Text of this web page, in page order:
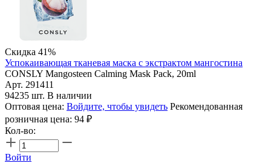
Скидка 41%
Успокаивающая тканевая маска с экстрактом мангостина
CONSLY Mangosteen Calming Mask Pack, 20ml
Арт. 291411
94235 шт. В наличии
Оптовая цена: Войдите, чтобы увидеть Рекомендованная
розничная цена: 94 ₽
Кол-во:
Войти